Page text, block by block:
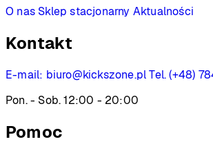
O nas Sklep stacjonarny Aktualności
Kontakt
E-mail: biuro@kickszone.pl Tel. (+48)
Pon. - Sob. 12:00 - 20:00
Pomoc